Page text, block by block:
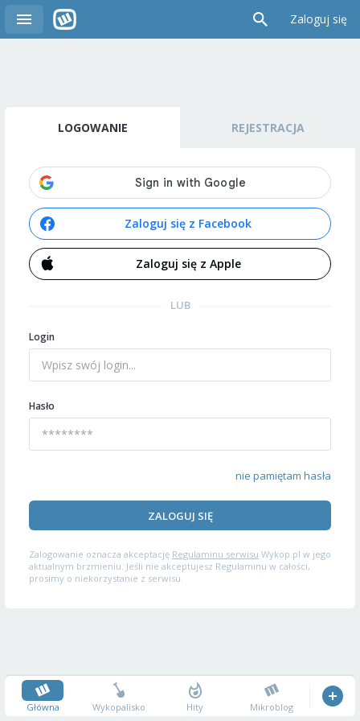
Zaloguj się
LOGOWANIE REJESTRACJA
Zaloguj się z Facebook
Zaloguj się z Apple
LUB
Login
Hasło
nie pamiętam hasła
ZALOGUJ SIĘ
Zalogowanie oznacza akceptację Regulaminu serwisu Wykop.pl w jego
aktualnym brzmieniu. Jeśli nie akceptujesz Regulaminu w całości,
prosimy o niekorzystanie z serwisu.
Główna Wykopalisko Hity Mikroblog